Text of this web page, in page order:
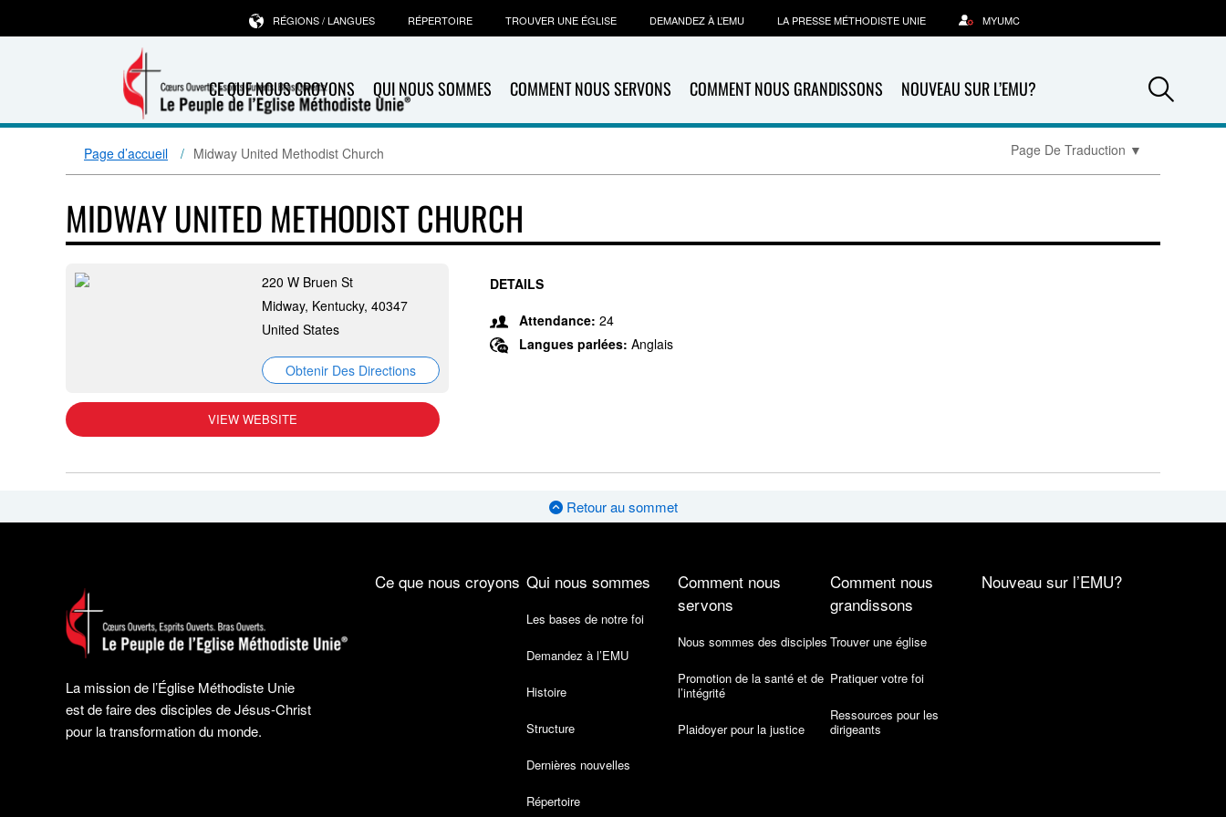
CE QUE NOUS CROYONS QUI NOUS SOMMES COMMENT NOUS SERVONS COMMENT NOUS GRANDISSONS NOUVEAU SUR L’EMU?
RÉGIONS / LANGUES RÉPERTOIRE TROUVER UNE ÉGLISE DEMANDEZ À L’EMU LA PRESSE MÉTHODISTE UNIE MYUMC
Page d’accueil Midway United Methodist Church Page De Traduction ▼
MIDWAY UNITED METHODIST CHURCH
220 W Bruen St
Midway, Kentucky, 40347
United States
Obtenir Des Directions
VIEW WEBSITE
DETAILS
Attendance: 24
Langues parlées: Anglais
Retour au sommet
La mission de l’Église Méthodiste Unie
est de faire des disciples de Jésus-Christ
pour la transformation du monde.
Ce que nous croyons Qui nous sommes
Les bases de notre foi
Demandez à l’EMU
Histoire
Structure
Dernières nouvelles
Répertoire
Comment nous
servons
Nous sommes des disciples
Promotion de la santé et de
l’intégrité
Plaidoyer pour la justice
Comment nous
grandissons
Trouver une église
Pratiquer votre foi
Ressources pour les
dirigeants
Nouveau sur l’EMU?